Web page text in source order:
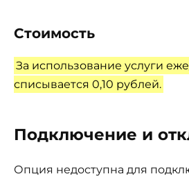
Стоимость
За использование услуги
списывается 0,10 рублей.
Подключение и
Опция недоступна для